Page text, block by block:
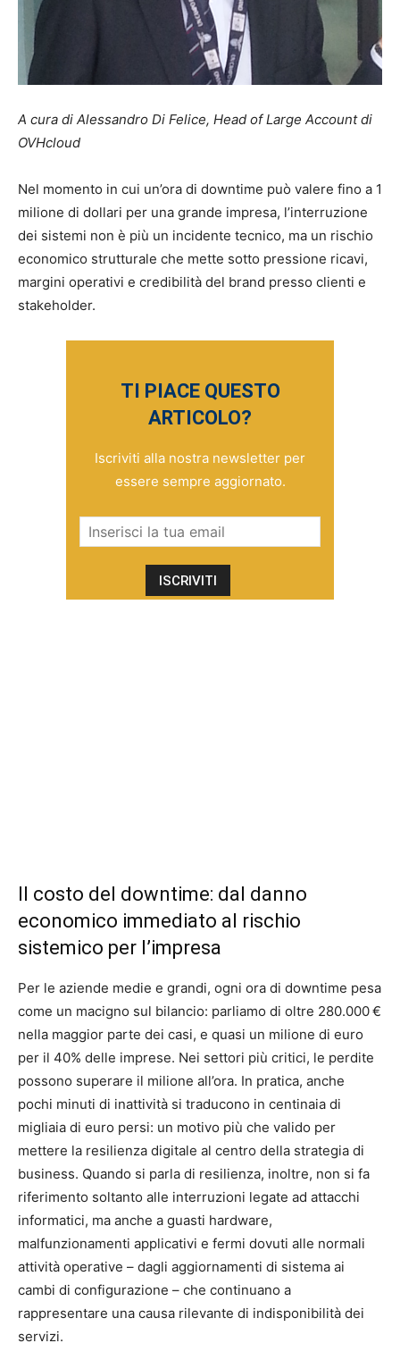
A cura di Alessandro Di Felice, Head of Large Account di
OVHcloud
Nel momento in cui un’ora di downtime può valere fino a 1
milione di dollari per una grande impresa, l’interruzione
dei sistemi non è più un incidente tecnico, ma un rischio
economico strutturale che mette sotto pressione ricavi,
margini operativi e credibilità del brand presso clienti e
stakeholder.​
TI PIACE QUESTO
ARTICOLO?
Iscriviti alla nostra newsletter per
essere sempre aggiornato.
Il costo del downtime: dal danno
economico immediato al rischio
sistemico per l’impresa
Per le aziende medie e grandi, ogni ora di downtime pesa
come un macigno sul bilancio: parliamo di oltre 280.000 €
nella maggior parte dei casi, e quasi un milione di euro
per il 40% delle imprese. Nei settori più critici, le perdite
possono superare il milione all’ora. In pratica, anche
pochi minuti di inattività si traducono in centinaia di
migliaia di euro persi: un motivo più che valido per
mettere la resilienza digitale al centro della strategia di
business. Quando si parla di resilienza, inoltre, non si fa
riferimento soltanto alle interruzioni legate ad attacchi
informatici, ma anche a guasti hardware,
malfunzionamenti applicativi e fermi dovuti alle normali
attività operative – dagli aggiornamenti di sistema ai
cambi di configurazione – che continuano a
rappresentare una causa rilevante di indisponibilità dei
servizi.